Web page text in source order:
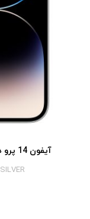
آیفون 14 پرو دو سیم کارت ظرفیت 1 ترابایت نقره ای